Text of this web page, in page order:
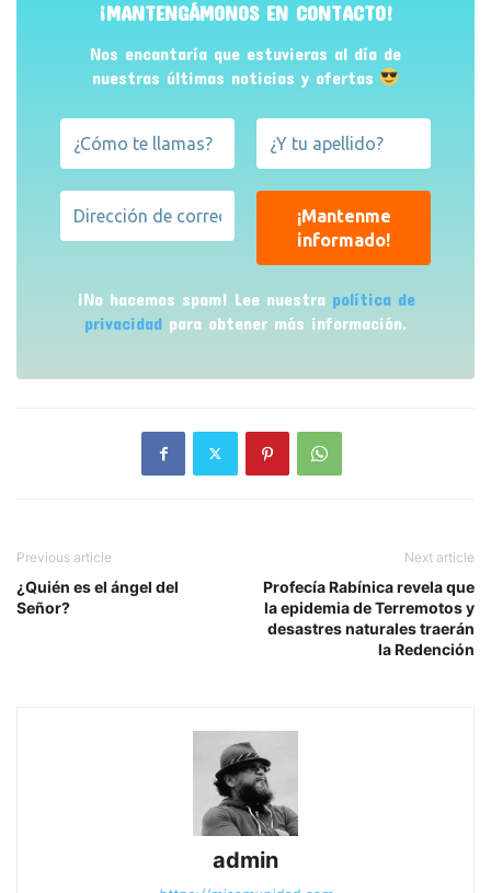
¡MANTENGÁMONOS EN CONTACTO!
Nos encantaría que estuvieras al día de
nuestras últimas noticias y ofertas
¡No hacemos spam! Lee nuestra política de
privacidad para obtener más información.
Previous article
¿Quién es el ángel del
Señor?
Next article
Profecía Rabínica revela que
la epidemia de Terremotos y
desastres naturales traerán
la Redención
admin